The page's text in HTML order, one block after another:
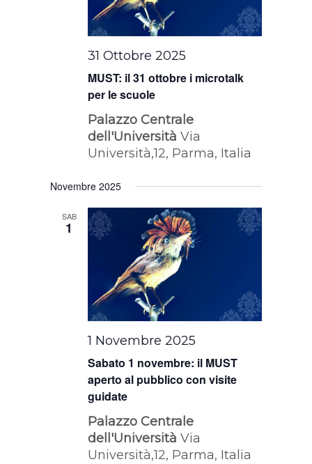
MUST: il 31 ottobre i microtalk
per le scuole
31 Ottobre 2025
Palazzo Centrale
dell'UniversitàVia
Università,12, Parma, Italia
Novembre 2025
SAB
1
Sabato 1 novembre: il MUST
aperto al pubblico con visite
guidate
1 Novembre 2025
Palazzo Centrale
dell'UniversitàVia
Università,12, Parma, Italia